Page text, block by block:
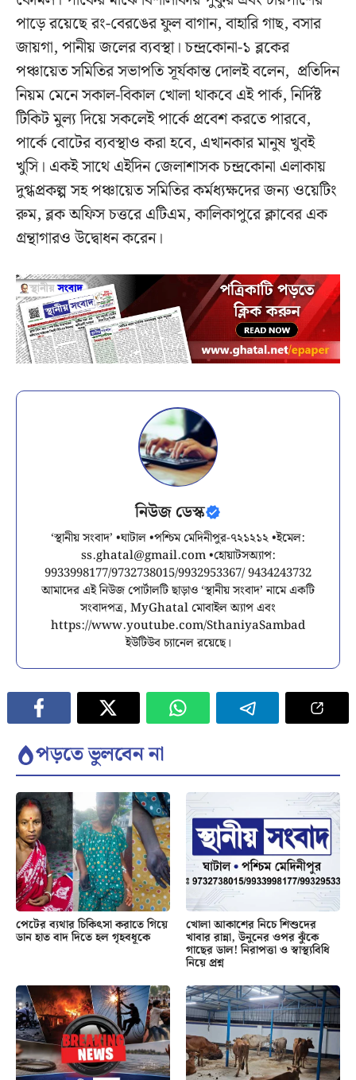
পাড়ে রয়েছে রং-বেরঙের ফুল বাগান, বাহারি গাছ, বসার
জায়গা, পানীয় জলের ব্যবস্থা। চন্দ্রকোনা-১ ব্লকের
পঞ্চায়েত সমিতির সভাপতি সূর্যকান্ত দোলই বলেন, প্রতিদিন
নিয়ম মেনে সকাল-বিকাল খোলা থাকবে এই পার্ক, নির্দিষ্ট
টিকিট মুল্য দিয়ে সকলেই পার্কে প্রবেশ করতে পারবে,
পার্কে বোটের ব্যবস্থাও করা হবে, এখানকার মানুষ খুবই
খুসি। একই সাথে এইদিন জেলাশাসক চন্দ্রকোনা এলাকায়
দুগ্ধপ্রকল্প সহ পঞ্চায়েত সমিতির কর্মধ্যক্ষদের জন্য ওয়েটিং
রুম, ব্লক অফিস চত্তরে এটিএম, কালিকাপুরে ক্লাবের এক
গ্রন্থাগারও উদ্বোধন করেন।
নিউজ ডেস্ক
‘স্থানীয় সংবাদ’ •ঘাটাল •পশ্চিম মেদিনীপুর-৭২১২১২ •ইমেল:
ss.ghatal@gmail.com•হোয়াটসঅ্যাপ:
9933998177/9732738015/9932953367/ 9434243732
আমাদের এই নিউজ পোর্টালটি ছাড়াও ‘স্থানীয় সংবাদ’ নামে একটি
সংবাদপত্র, MyGhatal মোবাইল অ্যাপ এবং
https://www.youtube.com/SthaniyaSambad
ইউটিউব চ্যানেল রয়েছে।
পড়তে ভুলবেন না
পেটের ব্যথার চিকিৎসা করাতে গিয়ে
ডান হাত বাদ দিতে হল গৃহবধূকে
খোলা আকাশের নিচে শিশুদের
খাবার রান্না, উনুনের ওপর ঝুঁকে
গাছের ডাল! নিরাপত্তা ও স্বাস্থ্যবিধি
নিয়ে প্রশ্ন